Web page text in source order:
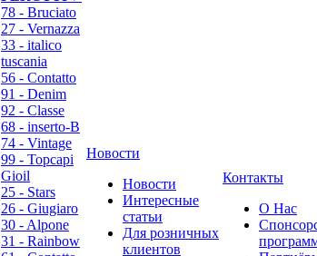
78 - Bruciato
27 - Vernazza
33 - italico
tuscania
56 - Contatto
91 - Denim
92 - Classe
68 - inserto-B
74 - Vintage
99 - Topcapi
Gioil
25 - Stars
26 - Giugiaro
30 - Alpone
31 - Rainbow
Новости
Новости
Интересные
статьи
Для розничных
клиентов
Контакты
О Нас